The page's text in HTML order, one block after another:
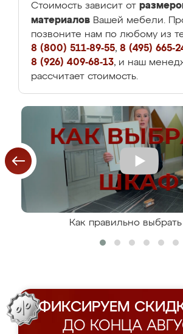
Стоимость зависит от
материалов Вашей мебели.
позвоните нам по любому из
8 (800) 511-89-55, 8 (495) 665-
8 (926) 409-68-13, и наш
рассчитает стоимость.
Как правильно
ФИКСИРУЕМ
ДО КОНЦА